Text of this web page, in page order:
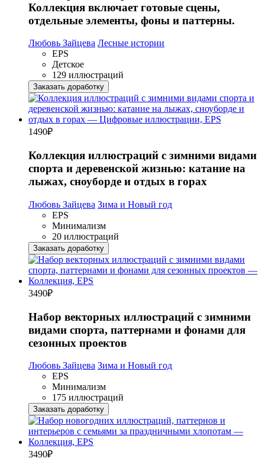
Коллекция включает готовые сцены,
отдельные элементы, фоны и паттерны.
Любовь Зайцева Лесные истории
EPS
Детское
129 иллюстраций
Заказать доработку
1490₽
Коллекция иллюстраций с зимними видами
спорта и деревенской жизнью: катание на
лыжах, сноуборде и отдых в горах
Любовь Зайцева Зима и Новый год
EPS
Минимализм
20 иллюстраций
Заказать доработку
3490₽
Набор векторных иллюстраций с зимними
видами спорта, паттернами и фонами для
сезонных проектов
Любовь Зайцева Зима и Новый год
EPS
Минимализм
175 иллюстраций
Заказать доработку
3490₽